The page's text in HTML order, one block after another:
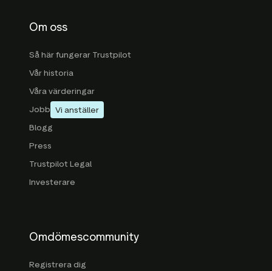
Om oss
Så här fungerar Trustpilot
Vår historia
Våra värderingar
Jobb Vi anställer
Blogg
Press
Trustpilot Legal
Investerare
Omdömescommunity
Registrera dig